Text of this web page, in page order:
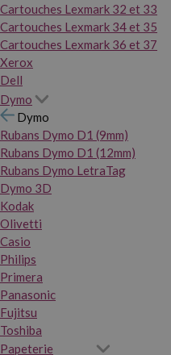
Cartouches Lexmark 32 et 33
Cartouches Lexmark 34 et 35
Cartouches Lexmark 36 et 37
Xerox
Dell
Dymo
Dymo
Rubans Dymo D1 (9mm)
Rubans Dymo D1 (12mm)
Rubans Dymo LetraTag
Dymo 3D
Kodak
Olivetti
Casio
Philips
Primera
Panasonic
Fujitsu
Toshiba
Papeterie